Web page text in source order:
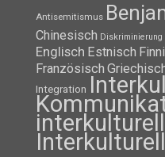
Antisemitismus
Chinesisch Diskriminierung
Englisch Estnisch
Französisch
Integration